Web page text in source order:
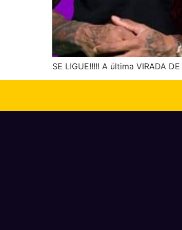
SE LIGUE!!!!! A última VIRADA